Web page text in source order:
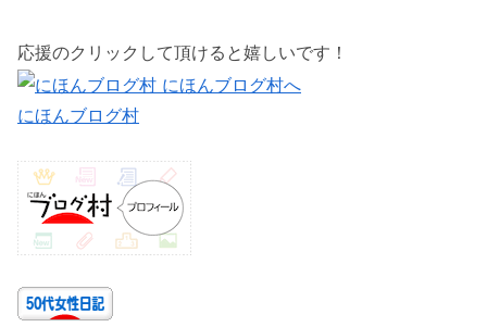
応援のクリックして頂けると嬉しいです！
にほんブログ村